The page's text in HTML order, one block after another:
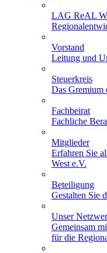
LAG ReAL
Vorstand
Leitung und
Steuerkreis
Das Gremium
Fachbeirat
Fachliche
Mitglieder
Erfahren Sie
West e.V.
Beteiligung
Gestalten Sie
Unser
Gemeinsam
für die